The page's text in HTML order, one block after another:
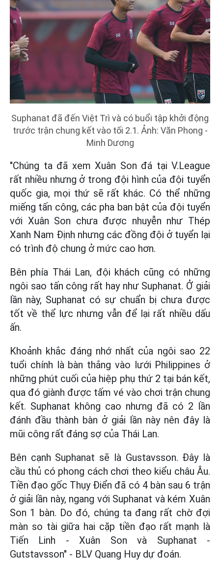
Suphanat đã đến Việt Trì và có buổi tập khởi động
trước trận chung kết vào tối 2.1. Ảnh: Văn Phong -
Minh Dương
"Chúng ta đã xem Xuân Son đá tại V.League
rất nhiều nhưng ở trong đội hình của đội tuyển
quốc gia, mọi thứ sẽ rất khác. Có thể những
miếng tấn công, các pha ban bật của đội tuyển
với Xuân Son chưa được nhuyễn như Thép
Xanh Nam Định nhưng các đồng đội ở tuyển lại
có trình độ chung ở mức cao hơn.
Bên phía Thái Lan, đội khách cũng có những
ngôi sao tấn công rất hay như Suphanat. Ở giải
lần này, Suphanat có sự chuẩn bị chưa được
tốt về thể lực nhưng vẫn để lại rất nhiều dấu
ấn.
Khoảnh khắc đáng nhớ nhất của ngôi sao 22
tuổi chính là bàn thắng vào lưới Philippines ở
những phút cuối của hiệp phụ thứ 2 tại bán kết,
qua đó giành được tấm vé vào chơi trận chung
kết. Suphanat không cao nhưng đã có 2 lần
đánh đầu thành bàn ở giải lần này nên đây là
mũi công rất đáng sợ của Thái Lan.
Bên cạnh Suphanat sẽ là Gustavsson. Đây là
cầu thủ có phong cách chơi theo kiểu châu Âu.
Tiền đạo gốc Thụy Điển đã có 4 bàn sau 6 trận
ở giải lần này, ngang với Suphanat và kém Xuân
Son 1 bàn. Do đó, chúng ta đang rất chờ đợi
màn so tài giữa hai cặp tiền đạo rất mạnh là
Tiến Linh - Xuân Son và Suphanat -
Gutstavsson" - BLV Quang Huy dự đoán.